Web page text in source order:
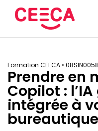
Portail d’inscription
DEC
Sur mesure
Bien choisir sa
Formation CEECA • 08SIN0058
Prendre en
Copilot :
intégrée à